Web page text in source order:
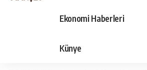
Ekonomi Haberleri
Künye